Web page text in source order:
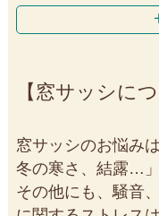
窓サッシに
窓サッシのお悩み
冬の寒さ、結露…
その他にも、騒音